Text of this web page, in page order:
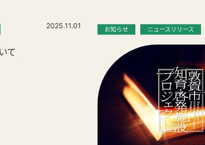
2025.11.01
て
お知らせ ニュースリリース